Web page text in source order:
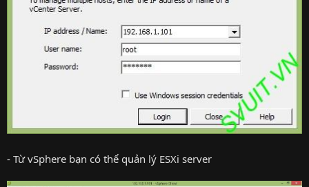
- Từ vSphere bạn có thể quản lý ESXi server